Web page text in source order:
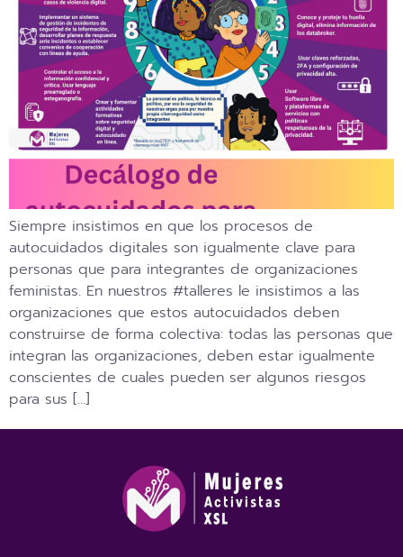
Siempre insistimos en que los procesos de
autocuidados digitales son igualmente clave para
personas que para integrantes de organizaciones
feministas. En nuestros #talleres le insistimos a las
organizaciones que estos autocuidados deben
construirse de forma colectiva: todas las personas que
integran las organizaciones, deben estar igualmente
conscientes de cuales pueden ser algunos riesgos
para sus […]